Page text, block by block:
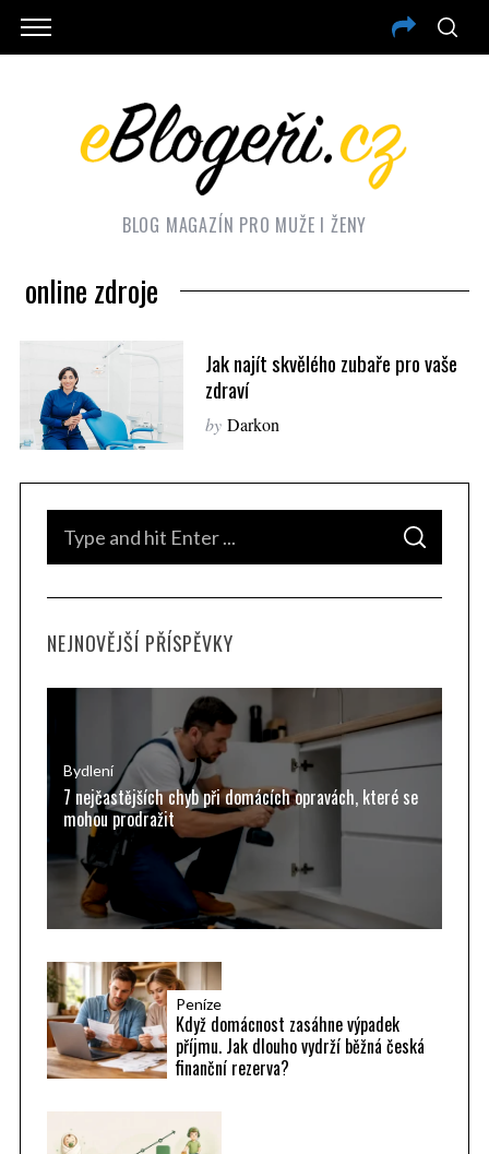
BLOG MAGAZÍN PRO MUŽE I ŽENY
online zdroje
Jak najít skvělého zubaře pro vaše
zdraví
by Darkon
c
S
A
C
NEJNOVĚJŠÍ PŘÍSPĚVKY
Bydlení
7 nejčastějších chyb při domácích opravách, které se
mohou prodražit
Peníze
Když domácnost zasáhne výpadek
příjmu. Jak dlouho vydrží běžná česká
finanční rezerva?